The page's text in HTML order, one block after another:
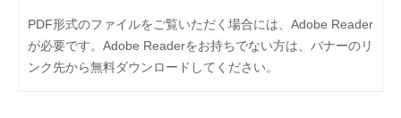
PDF形式のファイルをご覧いただく場合には、Adobe Reader
が必要です。Adobe Readerをお持ちでない方は、バナーのリ
ンク先から無料ダウンロードしてください。